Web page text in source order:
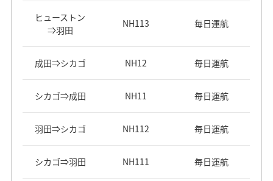
ヒューストン
⇒羽田
NH113 毎日運航
成田⇒シカゴ NH12 毎日運航
シカゴ⇒成田 NH11 毎日運航
羽田⇒シカゴ NH112 毎日運航
シカゴ⇒羽田 NH111 毎日運航